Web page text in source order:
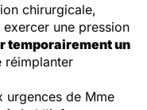
chirurgicale,
une pression
temporairement un
réimplanter
urgences de Mme